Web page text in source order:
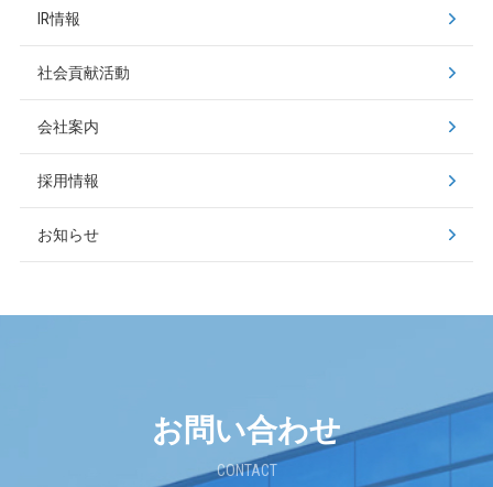
IR情報
社会貢献活動
会社案内
採用情報
お知らせ
お問い合わせ
CONTACT